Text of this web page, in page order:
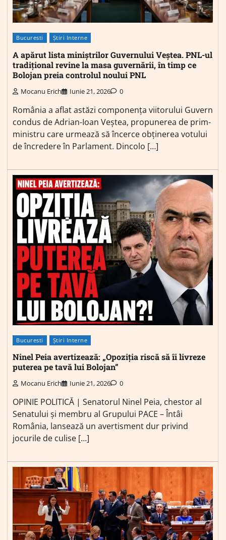
Bucuresti Știri Interne
A apărut lista miniștrilor Guvernului Veștea. PNL-ul
tradițional revine la masa guvernării, în timp ce
Bolojan preia controlul noului PNL
Mocanu Erich Iunie 21, 2026 0
România a aflat astăzi componența viitorului Guvern
condus de Adrian-Ioan Veștea, propunerea de prim-
ministru care urmează să încerce obținerea votului
de încredere în Parlament. Dincolo […]
Bucuresti Știri Interne
Ninel Peia avertizează: „Opoziția riscă să îi livreze
puterea pe tavă lui Bolojan”
Mocanu Erich Iunie 21, 2026 0
OPINIE POLITICĂ | Senatorul Ninel Peia, chestor al
Senatului și membru al Grupului PACE – Întâi
România, lansează un avertisment dur privind
jocurile de culise […]